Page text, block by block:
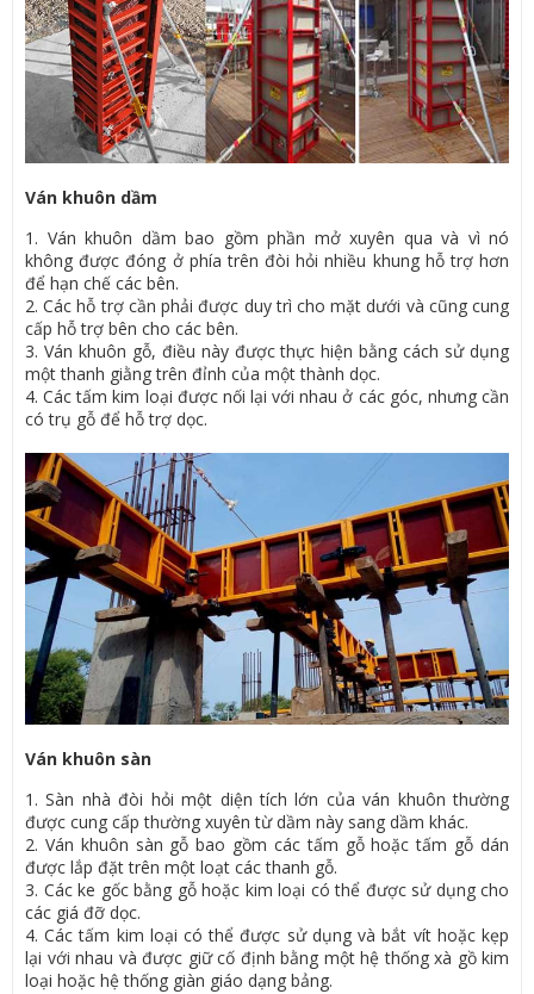
Ván khuôn dầm
1. Ván khuôn dầm bao gồm phần mở xuyên qua và vì nó
không được đóng ở phía trên đòi hỏi nhiều khung hỗ trợ hơn
để hạn chế các bên.
2. Các hỗ trợ cần phải được duy trì cho mặt dưới và cũng cung
cấp hỗ trợ bên cho các bên.
3. Ván khuôn gỗ, điều này được thực hiện bằng cách sử dụng
một thanh giằng trên đỉnh của một thành dọc.
4. Các tấm kim loại được nối lại với nhau ở các góc, nhưng cần
có trụ gỗ để hỗ trợ dọc.
Ván khuôn sàn
1. Sàn nhà đòi hỏi một diện tích lớn của ván khuôn thường
được cung cấp thường xuyên từ dầm này sang dầm khác.
2. Ván khuôn sàn gỗ bao gồm các tấm gỗ hoặc tấm gỗ dán
được lắp đặt trên một loạt các thanh gỗ.
3. Các ke gốc bằng gỗ hoặc kim loại có thể được sử dụng cho
các giá đỡ dọc.
4. Các tấm kim loại có thể được sử dụng và bắt vít hoặc kẹp
lại với nhau và được giữ cố định bằng một hệ thống xà gồ kim
loại hoặc hệ thống giàn giáo dạng bảng.